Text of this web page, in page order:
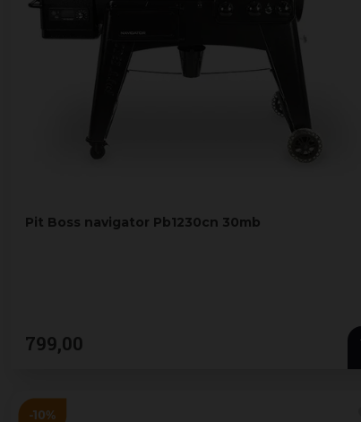
Pit Boss navigator Pb1230cn 30mb
799,00